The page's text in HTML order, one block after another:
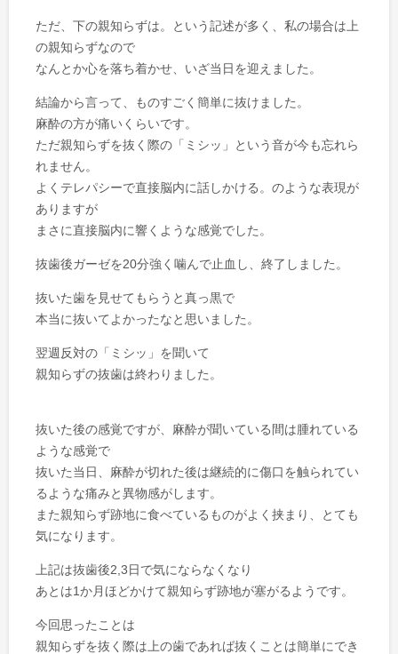
ただ、下の親知らずは。という記述が多く、私の場合は上
の親知らずなので
なんとか心を落ち着かせ、いざ当日を迎えました。
結論から言って、ものすごく簡単に抜けました。
麻酔の方が痛いくらいです。
ただ親知らずを抜く際の「ミシッ」という音が今も忘れら
れません。
よくテレパシーで直接脳内に話しかける。のような表現が
ありますが
まさに直接脳内に響くような感覚でした。
抜歯後ガーゼを20分強く噛んで止血し、終了しました。
抜いた歯を見せてもらうと真っ黒で
本当に抜いてよかったなと思いました。
翌週反対の「ミシッ」を聞いて
親知らずの抜歯は終わりました。
抜いた後の感覚ですが、麻酔が聞いている間は腫れている
ような感覚で
抜いた当日、麻酔が切れた後は継続的に傷口を触られてい
るような痛みと異物感がします。
また親知らず跡地に食べているものがよく挟まり、とても
気になります。
上記は抜歯後2,3日で気にならなくなり
あとは1か月ほどかけて親知らず跡地が塞がるようです。
今回思ったことは
親知らずを抜く際は上の歯であれば抜くことは簡単にでき